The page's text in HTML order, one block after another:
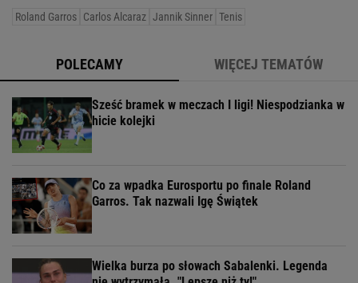
Roland Garros Carlos Alcaraz Jannik Sinner Tenis
POLECAMY WIĘCEJ TEMATÓW
Sześć bramek w meczach I ligi! Niespodzianka w
hicie kolejki
Co za wpadka Eurosportu po finale Roland
Garros. Tak nazwali Igę Świątek
Wielka burza po słowach Sabalenki. Legenda